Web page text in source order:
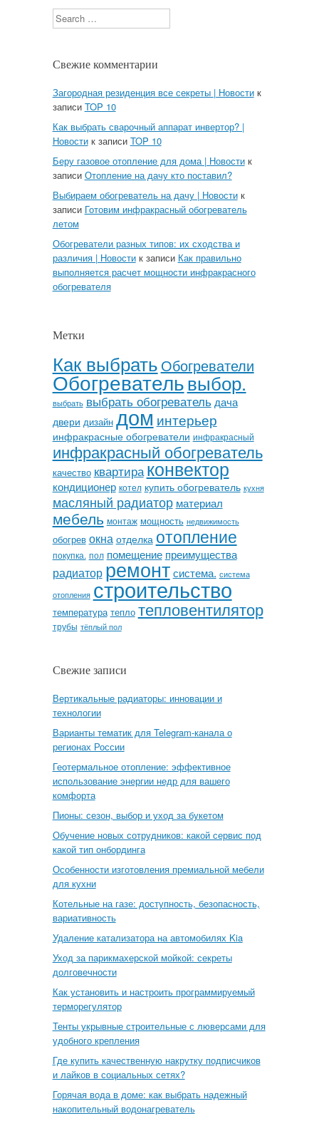
Search
Свежие комментарии
Загородная резиденция все секреты | Новостик
записи TOP 10
Как выбрать сварочный аппарат инвертор? |
Новостик записи TOP 10
Беру газовое отопление для дома | Новостик
записи Отопление на дачу кто поставил?
Выбираем обогреватель на дачу | Новостик
записи Готовим инфракрасный обогреватель
летом
Обогреватели разных типов: их сходства и
различия | Новостик записи Как правильно
выполняется расчет мощности инфракрасного
обогревателя
Метки
Как выбрать Обогреватели
Обогревательвыбор.
выбрать выбрать обогреватель дача
двери дизайн дом интерьер
инфракрасные обогреватели инфракрасный
инфракрасный обогреватель
качество квартираконвектор
кондиционер котел купить обогреватель кухня
масляный радиатор материал
мебель монтаж мощность недвижимость
обогрев окна отделка отопление
покупка. пол помещение преимущества
радиатор ремонт система. система
отопления строительство
температура тепло тепловентилятор
трубы тёплый пол
Свежие записи
Вертикальные радиаторы: инновации и
технологии
Варианты тематик для Telegram-канала о
регионах России
Геотермальное отопление: эффективное
использование энергии недр для вашего
комфорта
Пионы: сезон, выбор и уход за букетом
Обучение новых сотрудников: какой сервис под
какой тип онбординга
Особенности изготовления премиальной мебели
для кухни
Котельные на газе: доступность, безопасность,
вариативность
Удаление катализатора на автомобилях Kia
Уход за парикмахерской мойкой: секреты
долговечности
Как установить и настроить программируемый
терморегулятор
Тенты укрывные строительные с люверсами для
удобного крепления
Где купить качественную накрутку подписчиков
и лайков в социальных сетях?
Горячая вода в доме: как выбрать надежный
накопительный водонагреватель